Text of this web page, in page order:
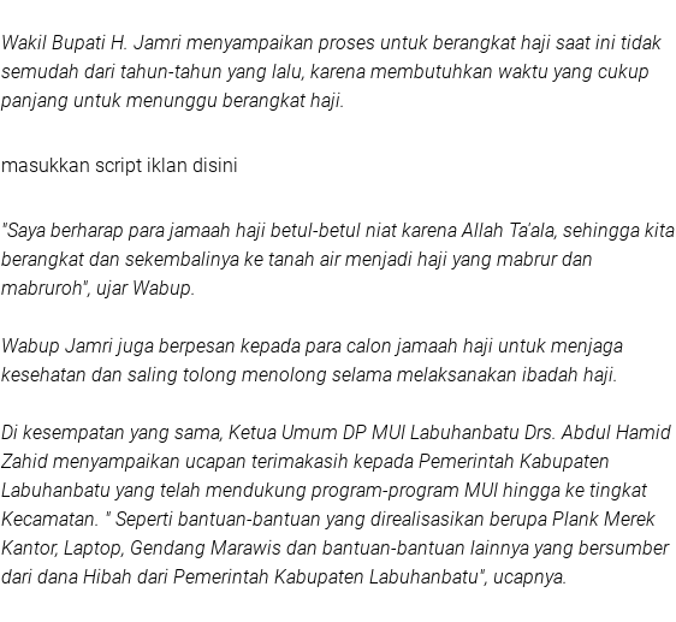
Wakil Bupati H. Jamri menyampaikan proses untuk berangkat haji saat ini tidak
semudah dari tahun-tahun yang lalu, karena membutuhkan waktu yang cukup
panjang untuk menunggu berangkat haji.
masukkan script iklan disini
"Saya berharap para jamaah haji betul-betul niat karena Allah Ta'ala, sehingga kita
berangkat dan sekembalinya ke tanah air menjadi haji yang mabrur dan
mabruroh", ujar Wabup.
Wabup Jamri juga berpesan kepada para calon jamaah haji untuk menjaga
kesehatan dan saling tolong menolong selama melaksanakan ibadah haji.
Di kesempatan yang sama, Ketua Umum DP MUI Labuhanbatu Drs. Abdul Hamid
Zahid menyampaikan ucapan terimakasih kepada Pemerintah Kabupaten
Labuhanbatu yang telah mendukung program-program MUI hingga ke tingkat
Kecamatan. " Seperti bantuan-bantuan yang direalisasikan berupa Plank Merek
Kantor, Laptop, Gendang Marawis dan bantuan-bantuan lainnya yang bersumber
dari dana Hibah dari Pemerintah Kabupaten Labuhanbatu", ucapnya.